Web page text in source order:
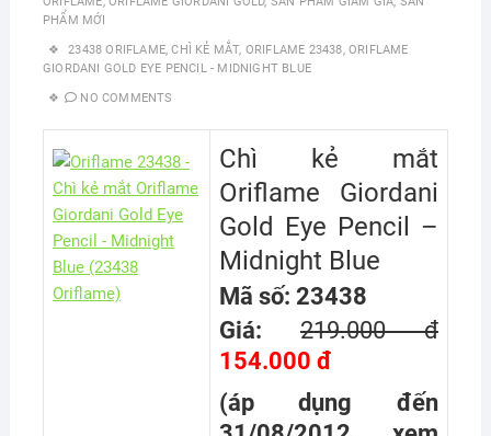
PHẨM MỚI
23438 ORIFLAME,CHÌ KẺ MẮT, ORIFLAME 23438, ORIFLAME
GIORDANI GOLD EYE PENCIL - MIDNIGHT BLUE
NO COMMENTS
Chì kẻ mắt
Oriflame Giordani
Gold Eye Pencil –
Midnight Blue
Mã số: 23438
Giá: 219.000 đ
154.000 đ
(áp dụng đến